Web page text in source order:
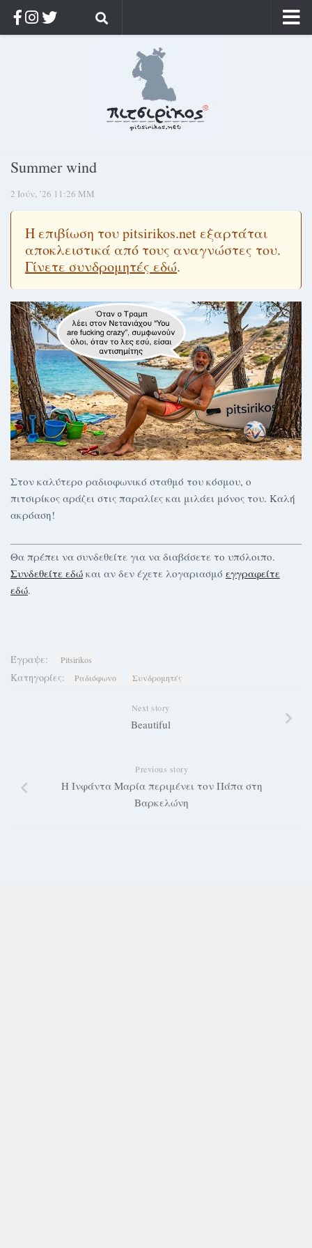
Στοχασμοί & αποφθέγματα
Διαφήμιση
Μόνο για συνδρομητές
Log in
Summer wind
2 Ιούν, ’26 11:26 ΜΜ
Η επιβίωση του pitsirikos.net εξαρτάται
αποκλειστικά από τους αναγνώστες του.
Γίνετε συνδρομητές εδώ.
Στον καλύτερο ραδιοφωνικό σταθμό του κόσμου, ο
πιτσιρίκος αράζει στις παραλίες και μιλάει μόνος του. Καλή
ακρόαση!
Θα πρέπει να συνδεθείτε για να διαβάσετε το υπόλοιπο.
Συνδεθείτε εδώ και αν δεν έχετε λογαριασμό εγγραφείτε
εδώ.
Έγραψε: Pitsirikos
Κατηγορίες: Ραδιόφωνο Συνδρομητές
Next story
Beautiful
Previous story
Η Ινφάντα Μαρία περιμένει τον Πάπα στη
Βαρκελώνη